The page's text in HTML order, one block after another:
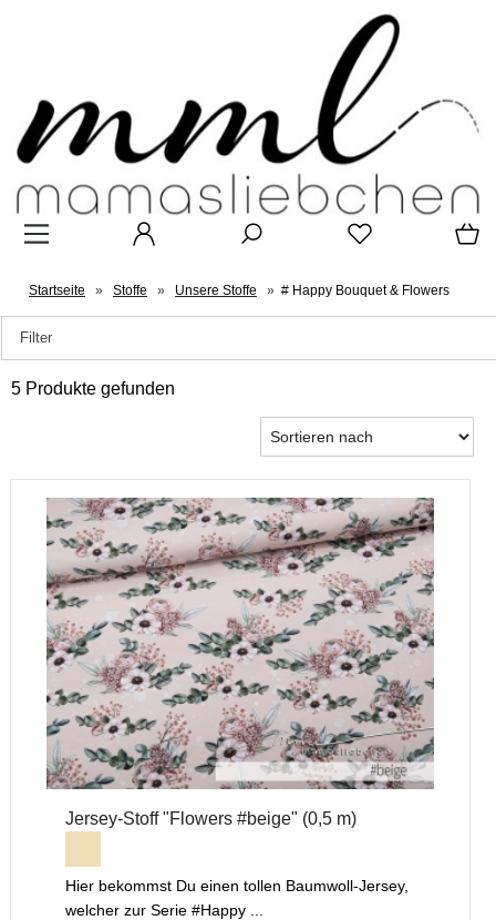
Startseite » Stoffe » Unsere Stoffe » # Happy Bouquet & Flowers
Filter
5 Produkte gefunden
Jersey-Stoff "Flowers #beige" (0,5 m)
Hier bekommst Du einen tollen Baumwoll-Jersey,
welcher zur Serie #Happy ...